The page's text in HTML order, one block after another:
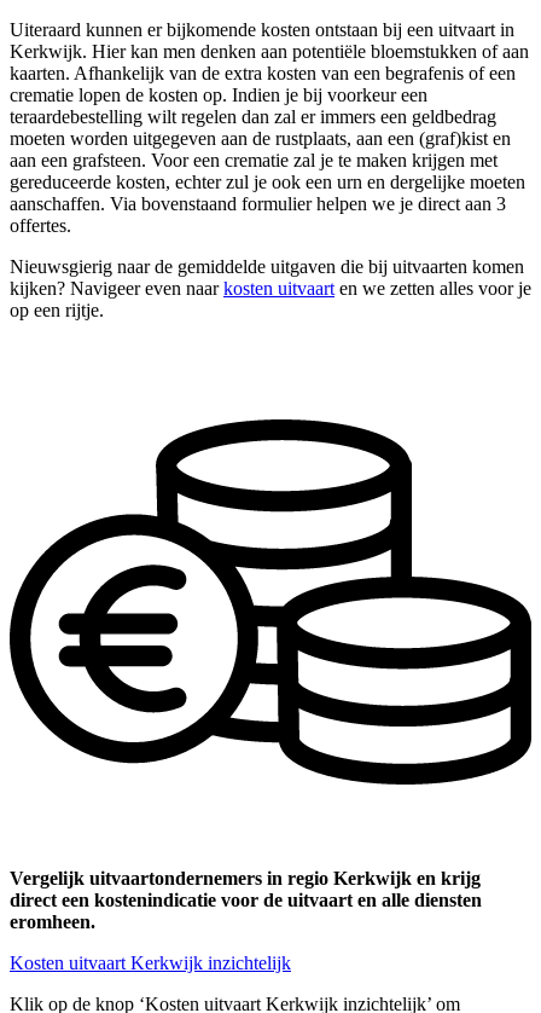
Uiteraard kunnen er bijkomende kosten ontstaan bij een uitvaart in
Kerkwijk. Hier kan men denken aan potentiële bloemstukken of aan
kaarten. Afhankelijk van de extra kosten van een begrafenis of een
crematie lopen de kosten op. Indien je bij voorkeur een
teraardebestelling wilt regelen dan zal er immers een geldbedrag
moeten worden uitgegeven aan de rustplaats, aan een (graf)kist en
aan een grafsteen. Voor een crematie zal je te maken krijgen met
gereduceerde kosten, echter zul je ook een urn en dergelijke moeten
aanschaffen. Via bovenstaand formulier helpen we je direct aan 3
offertes.
Nieuwsgierig naar de gemiddelde uitgaven die bij uitvaarten komen
kijken? Navigeer even naarkosten uitvaart en we zetten alles voor je
op een rijtje.
Vergelijk uitvaartondernemers in regio Kerkwijk en krijg
direct een kostenindicatie voor de uitvaart en alle diensten
eromheen.
Kosten uitvaart Kerkwijk inzichtelijk
Klik op de knop ‘Kosten uitvaart Kerkwijk inzichtelijk’ om